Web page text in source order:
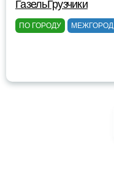
ГазельГрузчики
ПО ГОРОДУ МЕЖГОРОД